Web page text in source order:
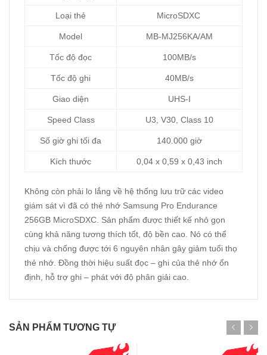
Loại thẻ MicroSDXC
Model MB-MJ256KA/AM
Tốc độ đọc 100MB/s
Tốc độ ghi 40MB/s
Giao diện UHS-I
Speed Class U3, V30, Class 10
Số giờ ghi tối đa 140.000 giờ
Kích thước 0,04 x 0,59 x 0,43 inch
Không còn phải lo lắng về hệ thống lưu trữ các video
giám sát vì đã có thẻ nhớ Samsung Pro Endurance
256GB MicroSDXC. Sản phẩm được thiết kế nhỏ gọn
cùng khả năng tương thích tốt, độ bền cao. Nó có thể
chịu và chống được tới 6 nguyên nhân gây giảm tuổi thọ
thẻ nhớ. Đồng thời hiệu suất đọc – ghi của thẻ nhớ ổn
định, hỗ trợ ghi – phát với độ phân giải cao.
SẢN PHẨM TƯƠNG TỰ